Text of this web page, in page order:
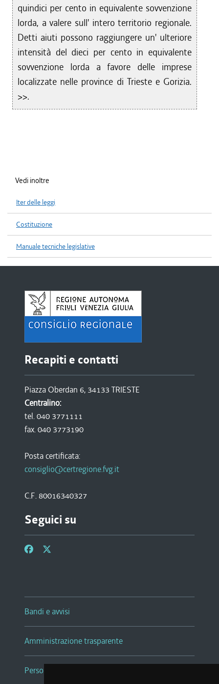
quindici per cento in equivalente sovvenzione
lorda, a valere sull' intero territorio regionale.
Detti aiuti possono raggiungere un' ulteriore
intensità del dieci per cento in equivalente
sovvenzione lorda a favore delle imprese
localizzate nelle province di Trieste e Gorizia.
>>.
Vedi inoltre
Iter delle leggi
Costituzione
Manuale tecniche legislative
Recapiti e contatti
Piazza Oberdan 6, 34133 TRIESTE
Centralino:
tel. 040 3771111
fax. 040 3773190
Posta certificata:
consiglio@certregione.fvg.it
C.F. 80016340327
Seguici su
Bandi e avvisi
Amministrazione trasparente
Persone e Uffici